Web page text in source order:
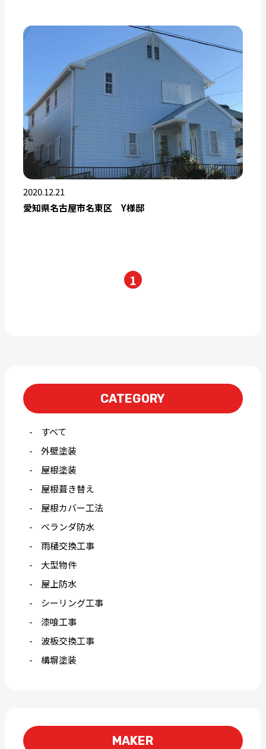
2020.12.21
愛知県名古屋市名東区 Y様邸
1
CATEGORY
すべて
外壁塗装
屋根塗装
屋根葺き替え
屋根カバー工法
ベランダ防水
雨樋交換工事
大型物件
屋上防水
シーリング工事
漆喰工事
波板交換工事
構塀塗装
MAKER